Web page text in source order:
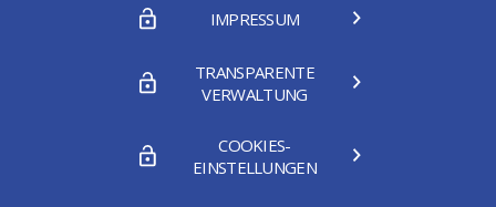
IMPRESSUM
TRANSPARENTE
VERWALTUNG
COOKIES-
EINSTELLUNGEN